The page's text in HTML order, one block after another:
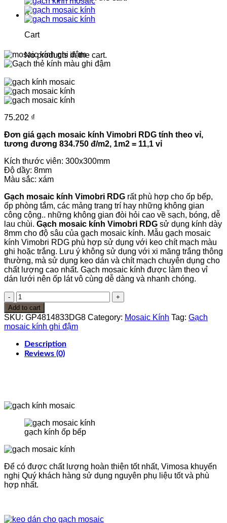
0
Cart
No products in the cart.
75.202 ₫
Đơn giá gạch mosaic kính Vimobri RDG tính theo vỉ,
tương đương 834.750 đ/m2, 1m2 = 11,1 vỉ
Kích thước viên: 300x300mm
Độ dầy: 8mm
Màu sắc: xám
Gạch mosaic kính Vimobri RDG rất phù hợp cho ốp bếp,
ốp phòng tắm, các mảng trang trí hay những không gian
công cộng.. những không gian đòi hỏi cao về sạch, bóng, dễ
lau chùi. Gạch mosaic kính Vimobri RDG sử dụng kính dày
8mm cho độ sâu của gạch mosaic kính. Mẫu gạch mosaic
kính Vimobri RDG phù hợp sử dụng với keo chít mạch màu
ghi hoặc trắng. Lưu ý không sử dụng với xi măng trắng thông
thường, mà sử dụng keo dán và chít mạch chuyên dụng cho
chất lượng cao nhất. Gạch mosaic kính được làm theo vỉ
dán lưới nên ốp lát vô cùng dễ dàng và nhanh chóng.
Gạch
mosaic
kính
ghi
đậm
Vimobri
RDG
quantity
Add to cart
SKU: GP4814833DG8 Category: Mosaic Kính Tag: Gạch
mosaic kính ghi đậm
Description
Reviews (0)
gạch kính ốp bếp
Để có được chất lượng hoàn thiện tốt nhất, Vimosa khuyến
nghị Quý khách hàng sử dụng nguyên phụ liệu tốt và phù
hợp nhất.